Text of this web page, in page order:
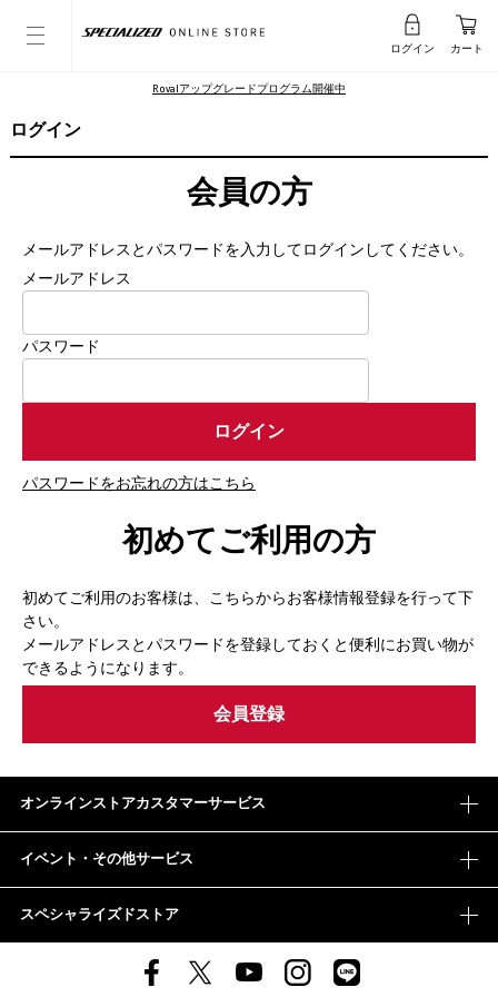
ログイン カート
Rovalアップグレードプログラム開催中
ログイン
会員の方
メールアドレスとパスワードを入力してログインしてください。
メールアドレス
パスワード
パスワードをお忘れの方はこちら
初めてご利用の方
初めてご利用のお客様は、こちらからお客様情報登録を行って下
さい。
メールアドレスとパスワードを登録しておくと便利にお買い物が
できるようになります。
オンラインストアカスタマーサービス
イベント・その他サービス
スペシャライズドストア